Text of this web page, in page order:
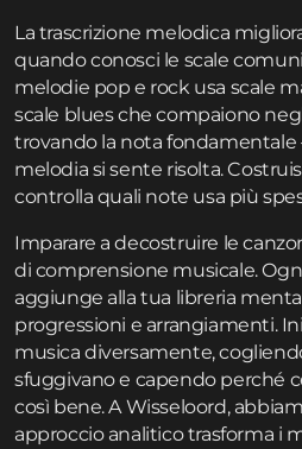
La trascrizione melodica
quando conosci le scale
melodie pop e rock usa scale
scale blues che compaiono
trovando la nota fondamentale
melodia si sente risolta.
controlla quali note usa più
Imparare a decostruire le
di comprensione musicale.
aggiunge alla tua libreria
progressioni e arrangiamenti.
musica diversamente,
sfuggivano e capendo perché
così bene. A Wisseloord,
approccio analitico trasforma i